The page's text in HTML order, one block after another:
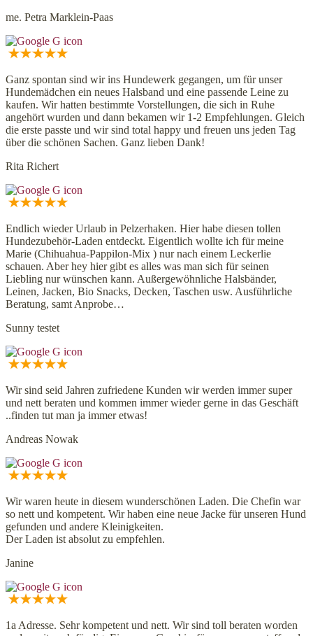
me. Petra Marklein-Paas
Ganz spontan sind wir ins Hundewerk gegangen, um für unser
Hundemädchen ein neues Halsband und eine passende Leine zu
kaufen. Wir hatten bestimmte Vorstellungen, die sich in Ruhe
angehört wurden und dann bekamen wir 1-2 Empfehlungen. Gleich
die erste passte und wir sind total happy und freuen uns jeden Tag
über die schönen Sachen. Ganz lieben Dank!
Rita Richert
Endlich wieder Urlaub in Pelzerhaken. Hier habe diesen tollen
Hundezubehör-Laden entdeckt. Eigentlich wollte ich für meine
Marie (Chihuahua-Pappilon-Mix ) nur nach einem Leckerlie
schauen. Aber hey hier gibt es alles was man sich für seinen
Liebling nur wünschen kann. Außergewöhnliche Halsbänder,
Leinen, Jacken, Bio Snacks, Decken, Taschen usw. Ausführliche
Beratung, samt Anprobe…
Sunny testet
Wir sind seid Jahren zufriedene Kunden wir werden immer super
und nett beraten und kommen immer wieder gerne in das Geschäft
..finden tut man ja immer etwas!
Andreas Nowak
Wir waren heute in diesem wunderschönen Laden. Die Chefin war
so nett und kompetent. Wir haben eine neue Jacke für unseren Hund
gefunden und andere Kleinigkeiten.
Der Laden ist absolut zu empfehlen.
Janine
1a Adresse. Sehr kompetent und nett. Wir sind toll beraten worden